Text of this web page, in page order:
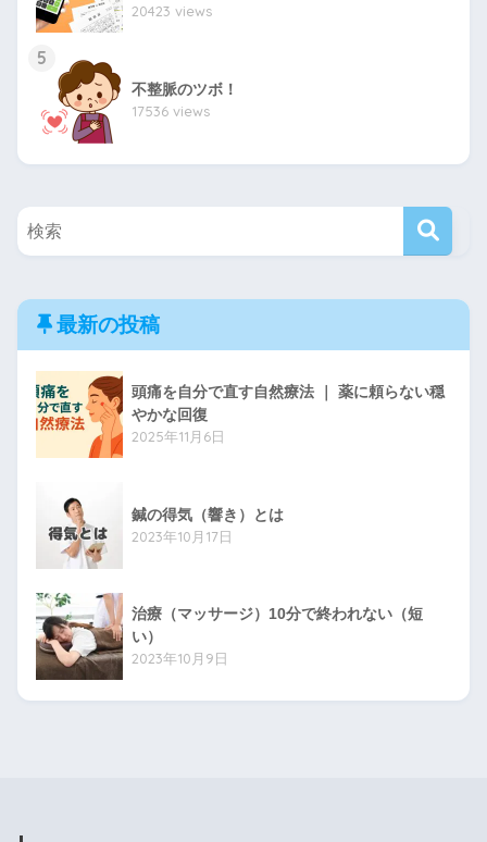
20423 views
5
不整脈のツボ！
17536 views
最新の投稿
頭痛を自分で直す自然療法 ｜ 薬に頼らない穏
やかな回復
2025年11月6日
鍼の得気（響き）とは
2023年10月17日
治療（マッサージ）10分で終われない（短
い）
2023年10月9日